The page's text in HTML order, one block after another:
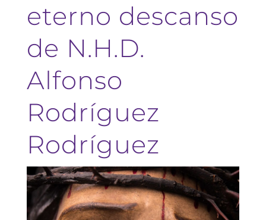
eterno descanso
de N.H.D.
Alfonso
Rodríguez
Rodríguez